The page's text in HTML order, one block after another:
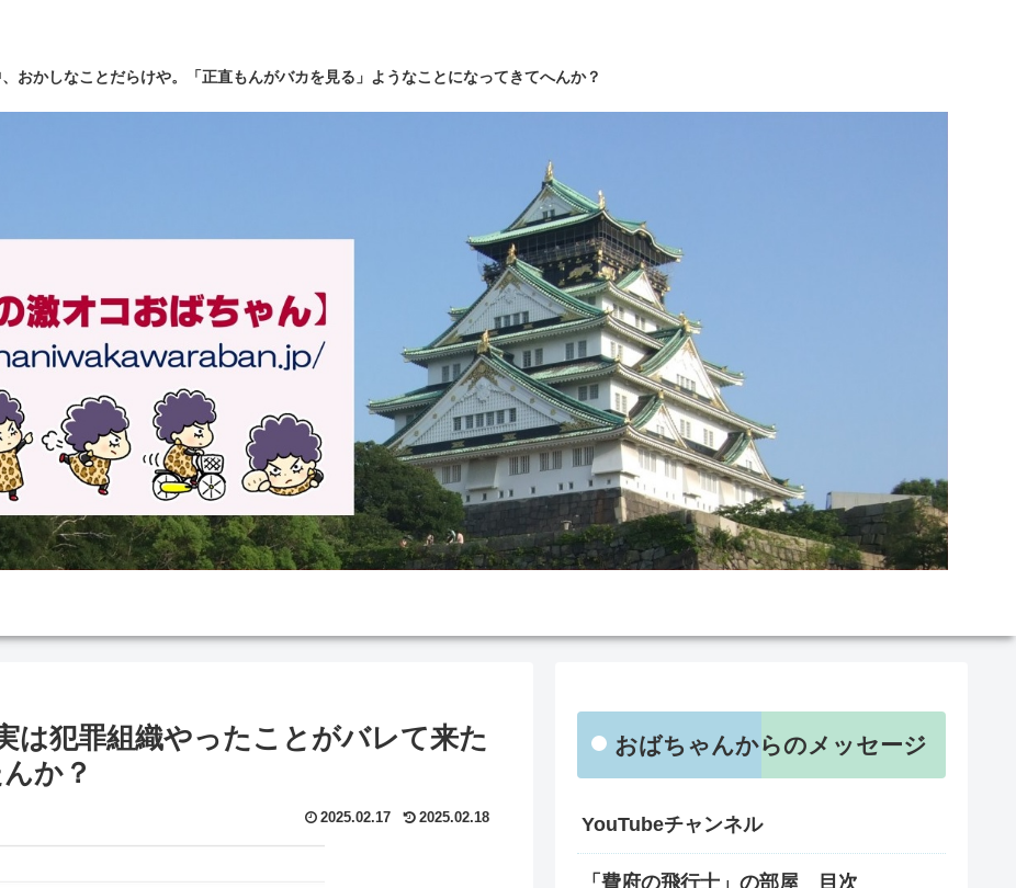
おかしなことだらけや。「正直もんがバカを見る」ようなことになってきてへんか？
は犯罪組織やったことがバレて来た
か？
2025.02.17 2025.02.18
おばちゃんからのメッセージ
YouTubeチャンネル
「費府の飛行士」の部屋 目次